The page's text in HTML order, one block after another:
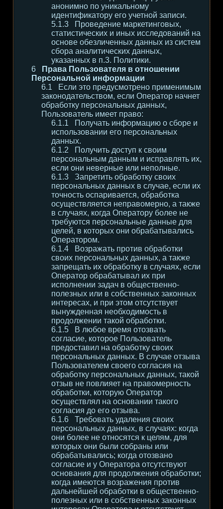
анонимно по уникальному
идентификатору его учетной записи.
Проведение маркетинговых,
статистических и иных исследований на
основе обезличенных данных из систем
сбора аналитических данных,
указанных в п.3. Политики.
Права Пользователя в отношении
Персональной информации
Если это предусмотрено применимым
законодательством, если Оператор начнет
обработку персональных данных,
Пользователь имеет право:
Получать информацию о сборе и
использовании его персональных
данных.
Получить доступ к своим
персональным данным и исправлять их,
если они неверные или неполные.
Запретить обработку своих
персональных данных в случае, если их
точность оспаривается, обработка
осуществляется неправомерно, а также
в случаях, когда Оператору более не
требуются персональные данные для
целей, в которых они обрабатывались
Оператором.
Возражать против обработки
своих персональных данных, а также
запрещать их обработку в случаях, если
Оператор обрабатывал их при
исполнении задач в общественно-
полезных или в собственных законных
интересах, и при этом отсутствует
вынужденная необходимость в
продолжении такой обработки.
В любое время отозвать
согласие, которое Пользователь
предоставил на обработку своих
персональных данных. В случае отзыва
Пользователем своего согласия на
обработку персональных данных, такой
отзыв не повлияет на правомерность
обработки, которую Оператор
осуществлял на основании такого
согласия до его отзыва.
Требовать удаления своих
персональных данных, в случаях: когда
они более не относятся к целям, для
которых они были собраны или
обрабатывались; когда отозвано
согласие и у Оператора отсутствуют
основания для продолжения обработки;
когда имеются возражения против
дальнейшей обработки в общественно-
полезных или в собственных законных